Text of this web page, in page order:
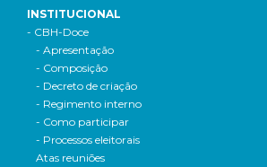
INSTITUCIONAL
- CBH-Doce
- Apresentação
- Composição
- Decreto de criação
- Regimento interno
- Como participar
- Processos eleitorais
Atas reuniões